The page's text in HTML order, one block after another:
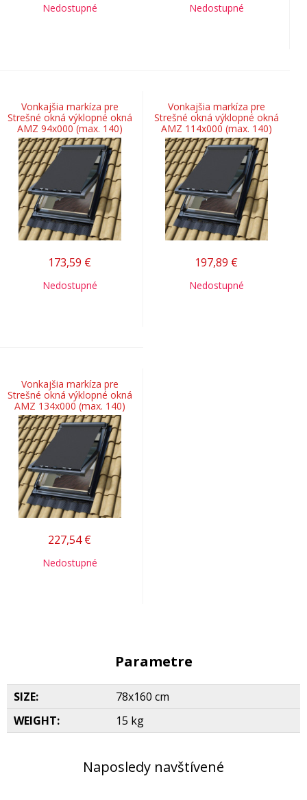
Nedostupné Nedostupné
Vonkajšia markíza pre
Strešné okná výklopné okná
AMZ 94x000 (max. 140)
173,59 €
Nedostupné
Vonkajšia markíza pre
Strešné okná výklopné okná
AMZ 114x000 (max. 140)
197,89 €
Nedostupné
Vonkajšia markíza pre
Strešné okná výklopné okná
AMZ 134x000 (max. 140)
227,54 €
Nedostupné
Parametre
SIZE:
78x160 cm
WEIGHT:
15 kg
Naposledy navštívené